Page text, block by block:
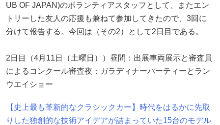
UB OF JAPAN)のボランティアスタッフとして、またエン
トリーした友人の応援も兼ねて参加してきたので、3回に
分けて報告する。今回は（その2）として2日目である。
2日目（4月11日（土曜日））昼間：出展車両展示と審査員
によるコンクール審査夜：ガラディナーパーティーとラン
ウエイショー
【史上最も革新的なクラシックカー】時代をはるかに先取
りした独創的な技術アイデアが詰まっていた15台のモデル